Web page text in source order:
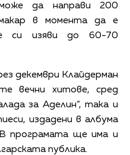
да направи 200
в момента да е
си изяви до 60-70
декември Клайдерман
вечни хитове, сред
за Аделин“, така и
издадени в албума
програмата ще има и
публика.